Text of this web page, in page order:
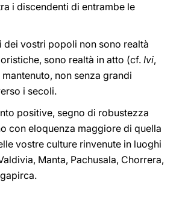
i discendenti di entrambe le
vostri popoli non sono realtà
sono realtà in atto (cf. Ivi,
non senza grandi
i secoli.
positive, segno di robustezza
con eloquenza maggiore di quella
vostre culture rinvenute in luoghi
Manta, Pachusala, Chorrera,